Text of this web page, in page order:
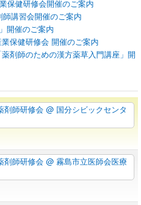
保健研修会開催のご案内
講習会開催のご案内
開催のご案内
保健研修会 開催のご案内
剤師のための漢方薬草入門講座」開
剤師研修会 @ 国分シビックセンタ
剤師研修会 @ 霧島市立医師会医療